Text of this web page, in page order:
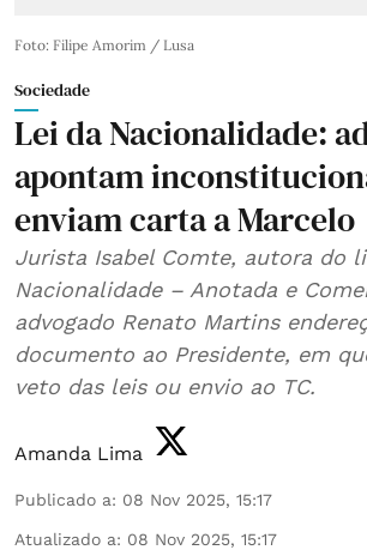
Foto: Filipe Amorim / Lusa
Sociedade
Lei da Nacionalidade:
apontam
enviam carta a Marcelo
Jurista Isabel Comte, autora do
Nacionalidade – Anotada e
advogado Renato Martins
documento ao Presidente, em
veto das leis ou envio ao TC.
Amanda Lima
Publicado a: 08 Nov 2025, 15:17
Atualizado a: 08 Nov 2025, 15:17